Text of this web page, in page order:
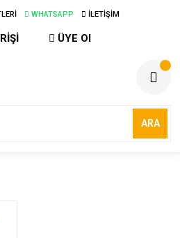
WHATSAPP İLETİŞİM
ÜYE Ol
ARA